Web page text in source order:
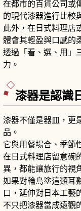
在都市的百貨公司或
的現代漆器進行比較
此外，在日式料理店
體會其輕盈與口感的
透過「看、選、用」
力。
漆器是認識
漆器不僅是器皿，更
品。
它與用餐場合、季節
在日式料理店留意碗
異，都能讓旅行的視
如果對輪島塗這類耳
口，延伸對日本工藝
不只把漆器當成遠觀